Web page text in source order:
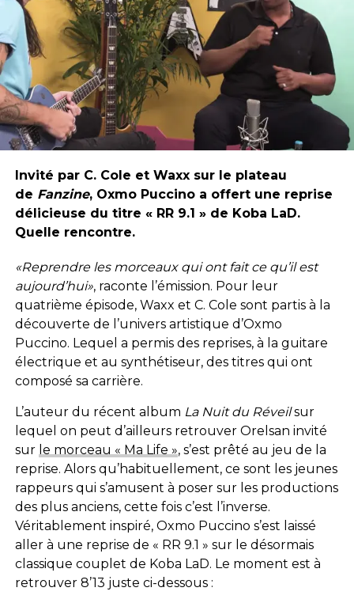
Invité par C. Cole et Waxx sur le plateau
de Fanzine, Oxmo Puccino a offert une reprise
délicieuse du titre « RR 9.1 » de Koba LaD.
Quelle rencontre.
«Reprendre les morceaux qui ont fait ce qu’il est
aujourd’hui», raconte l’émission. Pour leur
quatrième épisode, Waxx et C. Cole sont partis à la
découverte de l’univers artistique d’Oxmo
Puccino. Lequel a permis des reprises, à la guitare
électrique et au synthétiseur, des titres qui ont
composé sa carrière.
L’auteur du récent album La Nuit du Réveilsur
lequel on peut d’ailleurs retrouver Orelsan invité
sur le morceau « Ma Life », s’est prêté au jeu de la
reprise. Alors qu’habituellement, ce sont les jeunes
rappeurs qui s’amusent à poser sur les productions
des plus anciens, cette fois c’est l’inverse.
Véritablement inspiré, Oxmo Puccino s’est laissé
aller à une reprise de « RR 9.1 » sur le désormais
classique couplet de Koba LaD. Le moment est à
retrouver 8’13 juste ci-dessous :